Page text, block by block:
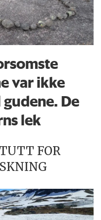
var ikke
De
lek
FOR